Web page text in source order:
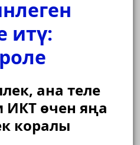
итү:
ана теле
ИКТ өчен яңа
коралы